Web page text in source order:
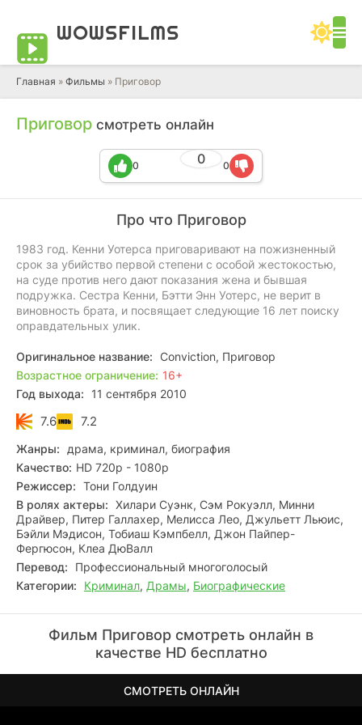
WOWSFILMS
Главная » Фильмы » Приговор
Приговор смотреть онлайн
0
0 0
Про что Приговор
1983 год. Кенни Уотерса приговаривают на пожизненный
срок за убийство первой степени с особой жестокостью,
на суде против него дают показания жена и бывшая
подружка. Сестра Кенни, Бэтти Энн Уотерс, не верит в
виновность брата, и посвящает следующие 16 лет поиску
оправдательных улик.
Оригинальное название: Conviction, Приговор
Возрастное ограничение: 16+
Год выхода:
11 сентября 2010
7.6 7.2
Жанры:
драма, криминал, биография
Качество: HD 720p - 1080p
Режиссер: Тони Голдуин
В ролях актеры: Хилари Суэнк, Сэм Рокуэлл, Минни
Драйвер, Питер Галлахер, Мелисса Лео, Джульетт Льюис,
Бэйли Мэдисон, Тобиаш Кэмпбелл, Джон Пайпер-
Фергюсон, Клеа ДюВалл
Перевод:
Профессиональный многоголосый
Категории:
Криминал, Драмы, Биографические
Фильм Приговор смотреть онлайн в
качестве HD бесплатно
СМОТРЕТЬ ОНЛАЙН